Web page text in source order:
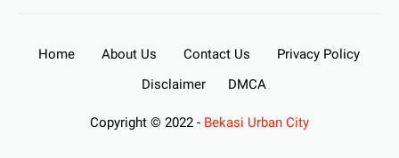
Home About Us Contact Us
Privacy Policy
Disclaimer
DMCA
Copyright © 2022 - Bekasi Urban City